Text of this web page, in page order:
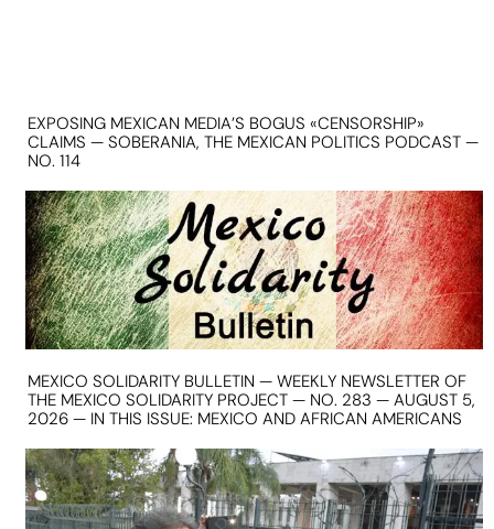
EXPOSING MEXICAN MEDIA’S BOGUS «CENSORSHIP»
CLAIMS — SOBERANIA, THE MEXICAN POLITICS PODCAST —
NO. 114
MEXICO SOLIDARITY BULLETIN — WEEKLY NEWSLETTER OF
THE MEXICO SOLIDARITY PROJECT — NO. 283 — AUGUST 5,
2026 — IN THIS ISSUE: MEXICO AND AFRICAN AMERICANS